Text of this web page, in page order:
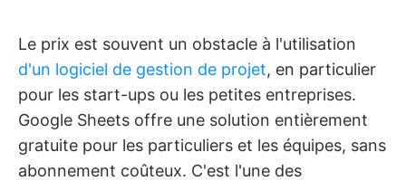
Le prix est souvent un obstacle à l'utilisation
d'un logiciel de gestion de projet, en particulier
pour les start-ups ou les petites entreprises.
Google Sheets offre une solution entièrement
gratuite pour les particuliers et les équipes, sans
abonnement coûteux. C'est l'une des